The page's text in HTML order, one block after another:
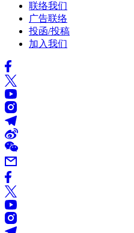
联络我们
广告联络
投函/投稿
加入我们